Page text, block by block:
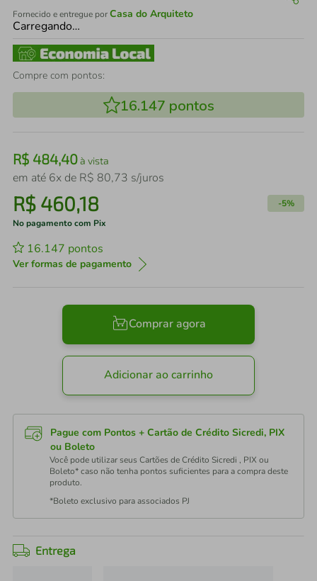
Fornecido e entregue porCasa do Arquiteto
Carregando…
Compre com pontos:
16.147 pontos
R$ 484,40à vista
em até 6x de R$ 80,73 s/juros
R$ 460,18 -5%
No pagamento com Pix
16.147 pontos
Ver formas de pagamento
Comprar agora
Adicionar ao carrinho
Pague com Pontos + Cartão de Crédito Sicredi, PIX
ou Boleto
Você pode utilizar seus Cartões de Crédito Sicredi , PIX ou
Boleto* caso não tenha pontos suficientes para a compra deste
produto.
*Boleto exclusivo para associados PJ
Entrega